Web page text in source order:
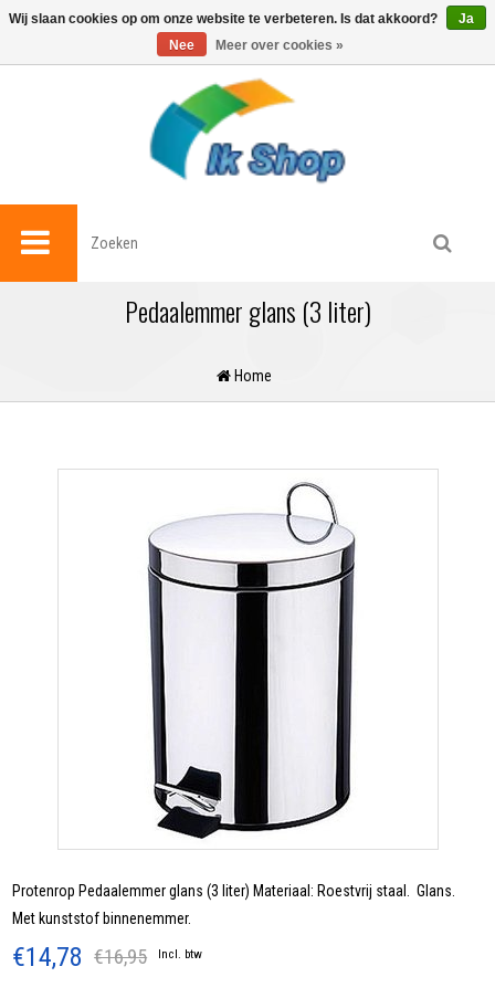
0
Pedaalemmer glans (3 liter)
Home
Protenrop Pedaalemmer glans (3 liter) Materiaal: Roestvrij staal. Glans.
Met kunststof binnenemmer.
€14,78 €16,95 Incl. btw
Wij slaan cookies op om onze website te verbeteren. Is dat akkoord?
Ja
Nee
Meer over cookies »